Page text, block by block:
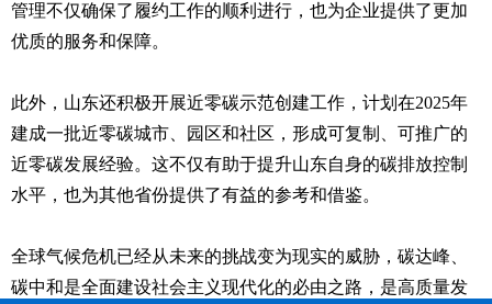
管理不仅确保了履约工作的顺利进行，也为企业提供了更加
优质的服务和保障。
此外，山东还积极开展近零碳示范创建工作，计划在2025年
建成一批近零碳城市、园区和社区，形成可复制、可推广的
近零碳发展经验。这不仅有助于提升山东自身的碳排放控制
水平，也为其他省份提供了有益的参考和借鉴。
全球气候危机已经从未来的挑战变为现实的威胁，碳达峰、
碳中和是全面建设社会主义现代化的必由之路，是高质量发